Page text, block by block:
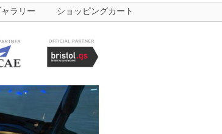
ャラリー ショッピングカート